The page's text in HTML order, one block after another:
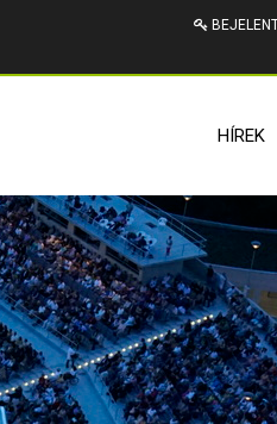
HÍREK